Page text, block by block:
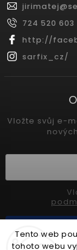
Tento web
tohoto webu
jirimatej@
724 520 603
http://
sarfix_cz/
Vložte svůj e-